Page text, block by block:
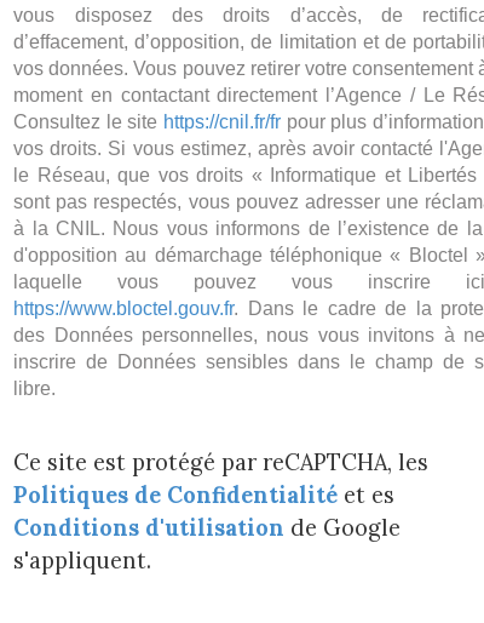
vous disposez des droits d’accès, de
d’effacement, d’opposition, de limitation et de
vos données. Vous pouvez retirer votre consentement
moment en contactant directement l’Agence / Le
Consultez le site https://cnil.fr/frpour plus
vos droits. Si vous estimez, après avoir contacté
le Réseau, que vos droits « Informatique et Libertés
sont pas respectés, vous pouvez adresser une
à la CNIL. Nous vous informons de l’existence de
d'opposition au démarchage téléphonique « Bloctel
laquelle vous pouvez vous inscrire
https://www.bloctel.gouv.fr. Dans le cadre de la
des Données personnelles, nous vous invitons à
inscrire de Données sensibles dans le champ de
libre.
Ce site est protégé par reCAPTCHA, les
Politiques de Confidentialité et es
Conditions d'utilisation de Google
s'appliquent.